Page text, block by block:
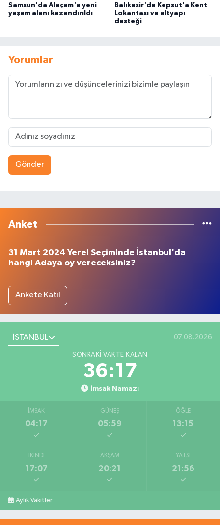
Samsun'da Alaçam'a yeni
yaşam alanı kazandırıldı
Balıkesir'de Kepsut'a Kent
Lokantası ve altyapı
desteği
Yorumlar
Gönder
Anket
31 Mart 2024 Yerel Seçiminde İstanbul'da
hangi Adaya oy vereceksiniz?
Ankete Katıl
İSTANBUL 07.08.2026
SONRAKI VAKTE KALAN
36:17
İmsak Namazı
İMSAK
04:17
GÜNEŞ
05:59
ÖĞLE
13:15
İKINDI
17:07
AKŞAM
20:21
YATSI
21:56
Aylık Vakitler